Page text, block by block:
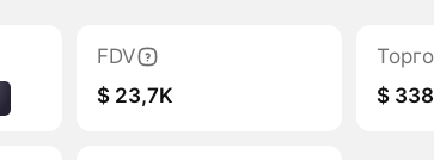
FDV
$ 23,7K
$